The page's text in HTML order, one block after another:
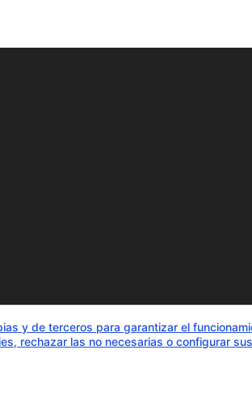
y de terceros para garantizar el
rechazar las no necesarias o configurar